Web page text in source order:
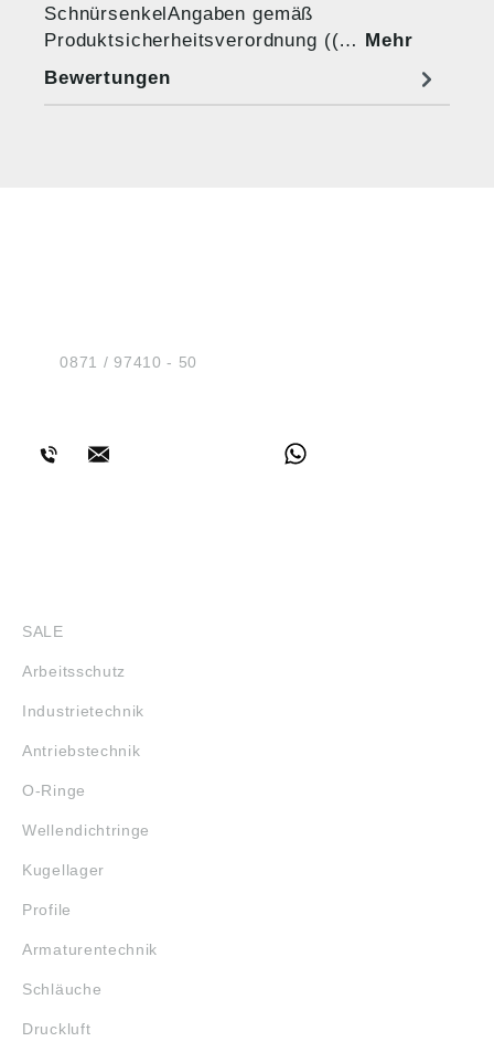
SchnürsenkelAngaben gemäß
Produktsicherheitsverordnung ((… Mehr
Bewertungen
Tel.:0871 / 97410 - 50
SALE
Arbeitsschutz
Industrietechnik
Antriebstechnik
O-Ringe
Wellendichtringe
Kugellager
Profile
Armaturentechnik
Schläuche
Druckluft